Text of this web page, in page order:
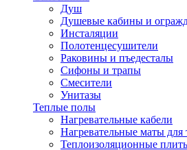
Душ
Душевые кабины и
Инсталяции
Полотенцесушители
Раковины и пъедесталы
Сифоны и трапы
Смесители
Унитазы
Теплые полы
Нагревательные кабели
Нагревательные маты для
Теплоизоляционные